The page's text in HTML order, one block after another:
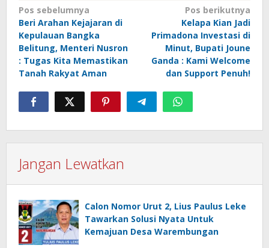
Navigasi
pos
Pos sebelumnya
Beri Arahan Kejajaran di
Kepulauan Bangka
Belitung, Menteri Nusron
: Tugas Kita Memastikan
Tanah Rakyat Aman
Pos berikutnya
Kelapa Kian Jadi
Primadona Investasi di
Minut, Bupati Joune
Ganda : Kami Welcome
dan Support Penuh!
Jangan Lewatkan
Calon Nomor Urut 2, Lius Paulus Leke
Tawarkan Solusi Nyata Untuk
Kemajuan Desa Warembungan